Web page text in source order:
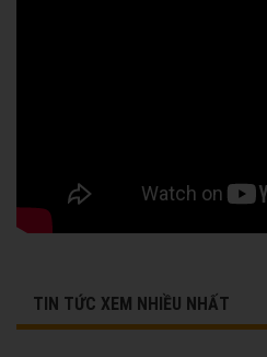
TIN TỨC XEM NHIỀU NHẤT